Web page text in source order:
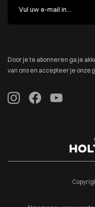
Door je te abonneren ga je
van ons en accepteer je onze